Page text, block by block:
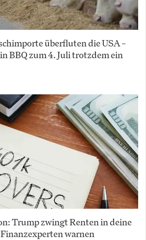
überfluten die USA –
BBQ zum 4. Juli trotzdem ein
Trump zwingt Renten in deine
warnen